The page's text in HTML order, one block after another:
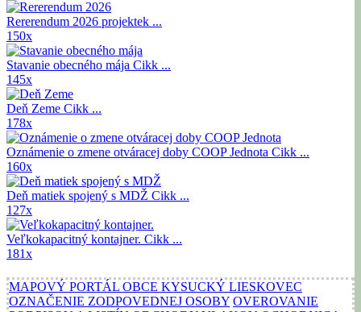
Rererendum 2026 projektek ...
150x
Stavanie obecného mája Cikk ...
145x
Deň Zeme Cikk ...
178x
Oznámenie o zmene otváracej doby COOP Jednota Cikk ...
160x
Deň matiek spojený s MDŽ Cikk ...
127x
Veľkokapacitný kontajner. Cikk ...
181x
MAPOVÝ PORTÁL OBCE KYSUCKÝ LIESKOVEC
OZNAČENIE ZODPOVEDNEJ OSOBY OVEROVANIE